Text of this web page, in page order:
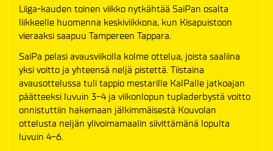
Liiga-kauden toinen viikko nytkähtää SaiPan osalta
liikkeelle huomenna keskiviikkona, kun Kisapuistoon
vieraaksi saapuu Tampereen Tappara.
SaiPa pelasi avausviikolla kolme ottelua, joista saaliina
yksi voitto ja yhteensä neljä pistettä. Tiistaina
avausottelussa tuli tappio mestarille KalPalle jatkoajan
päätteeksi luvuin 3-4 ja viikonlopun tupladerbystä voitto
onnistuttiin hakemaan jälkimmäisestä Kouvolan
ottelusta neljän ylivoimamaalin siivittämänä lopulta
luvuin 4-6.